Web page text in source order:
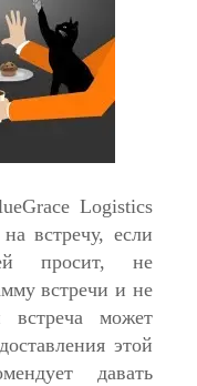
Logistics
встречу, если
просит, не
встречи и не
встреча может
этой
давать